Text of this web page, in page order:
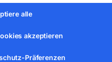
alle
akzeptieren
Präferenzen